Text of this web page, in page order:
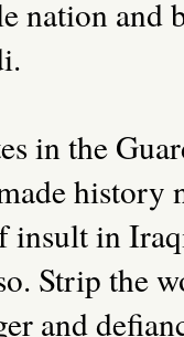
nation and
in the
history
insult in
Strip the
and